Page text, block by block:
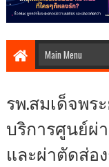
รพ.สมเด็จพร
บริการศูนย์ผ่
และผ่าตัดส่อ